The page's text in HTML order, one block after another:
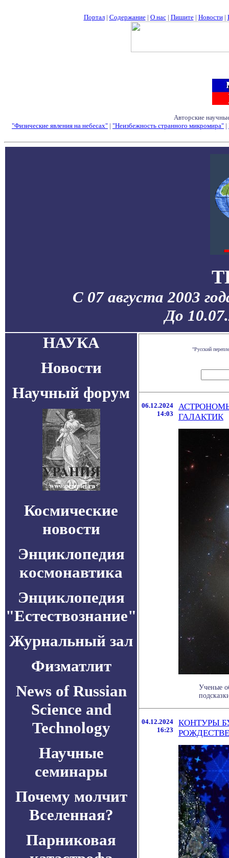
Портал| Содержание| О нас| Пишите| Новости|
Авторские
"Физические явления на небесах" | "Неизбежность странного микромира" |
С 07 августа 2003
До
НАУКА
Новости
Научный форум
Космические
новости
Энциклопедия
космонавтика
Энциклопедия
"Естествознание"
Журнальный зал
Физматлит
News of Russian
Science and
Technology
Научные
семинары
Почему молчит
Вселенная?
Парниковая
"Русский
06.12.2024
14:03
ГАЛАКТИК
Ученые
04.12.2024
16:23
КОНТУРЫ